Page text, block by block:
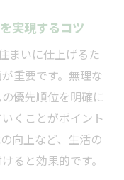
実現するコツ
まいに仕上げるた
重要です。無理な
優先順位を明確に
くことがポイント
向上など、生活の
ると効果的です。